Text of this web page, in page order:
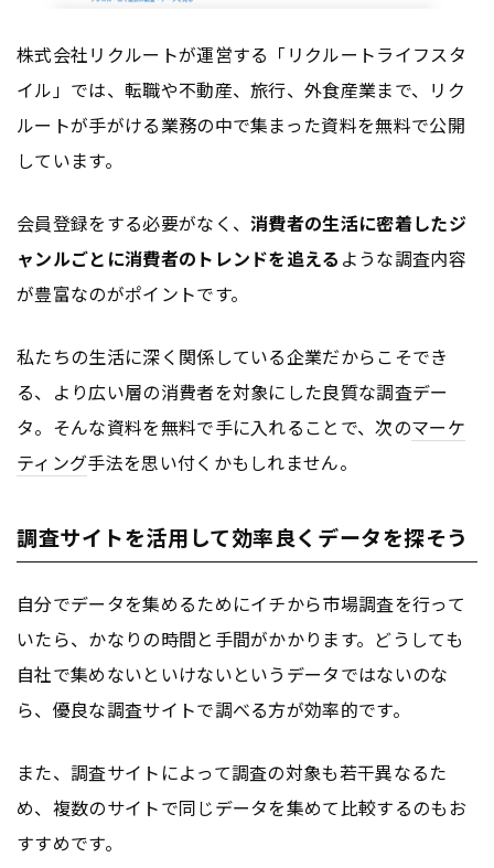
株式会社リクルートが運営する「リクルートライフスタ
イル」では、転職や不動産、旅行、外食産業まで、リク
ルートが手がける業務の中で集まった資料を無料で公開
しています。
会員登録をする必要がなく、消費者の生活に密着したジ
ャンルごとに消費者のトレンドを追える ような調査内容
が豊富なのがポイントです。
私たちの生活に深く関係している企業だからこそでき
る、より広い層の消費者を対象にした良質な調査デー
タ。そんな資料を無料で手に入れることで、次のマーケ
ティング手法を思い付くかもしれません。
調査サイトを活用して効率良くデータを探そう
自分でデータを集めるためにイチから市場調査を行って
いたら、かなりの時間と手間がかかります。どうしても
自社で集めないといけないというデータではないのな
ら、優良な調査サイトで調べる方が効率的です。
また、調査サイトによって調査の対象も若干異なるた
め、複数のサイトで同じデータを集めて比較するのもお
すすめです。